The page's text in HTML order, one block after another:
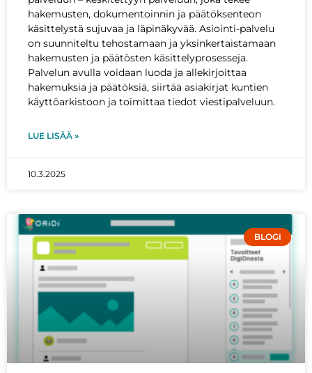
hakemusten, dokumentoinnin ja päätöksenteon
käsittelystä sujuvaa ja läpinäkyvää. Asiointi-palvelu
on suunniteltu tehostamaan ja yksinkertaistamaan
hakemusten ja päätösten käsittelyprosesseja.
Palvelun avulla voidaan luoda ja allekirjoittaa
hakemuksia ja päätöksiä, siirtää asiakirjat kuntien
käyttöarkistoon ja toimittaa tiedot viestipalveluun.
LUE LISÄÄ »
10.3.2025
BLOGI